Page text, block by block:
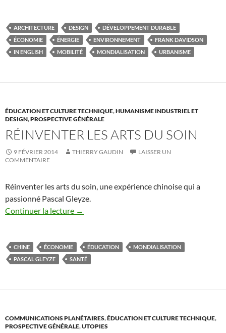
ARCHITECTURE DESIGN
DÉVELOPPEMENT DURABLE
ÉCONOMIE
ÉNERGIE ENVIRONNEMENT
FRANK DAVIDSON
IN ENGLISH
MOBILITÉ MONDIALISATION URBANISME
ÉDUCATION ET CULTURE TECHNIQUE,HUMANISME INDUSTRIEL ET
DESIGN,PROSPECTIVE GÉNÉRALE
RÉINVENTER LES ARTS DU SOIN
9 FÉVRIER 2014 THIERRY GAUDIN
LAISSER UN
COMMENTAIRE
Réinventer les arts du soin, une expérience chinoise qui a
passionné Pascal Gleyze.
Continuer la lecture →
CHINE ÉCONOMIE ÉDUCATION
MONDIALISATION
PASCAL GLEYZE
SANTÉ
COMMUNICATIONS PLANÉTAIRES,ÉDUCATION ET CULTURE TECHNIQUE,
PROSPECTIVE GÉNÉRALE,UTOPIES